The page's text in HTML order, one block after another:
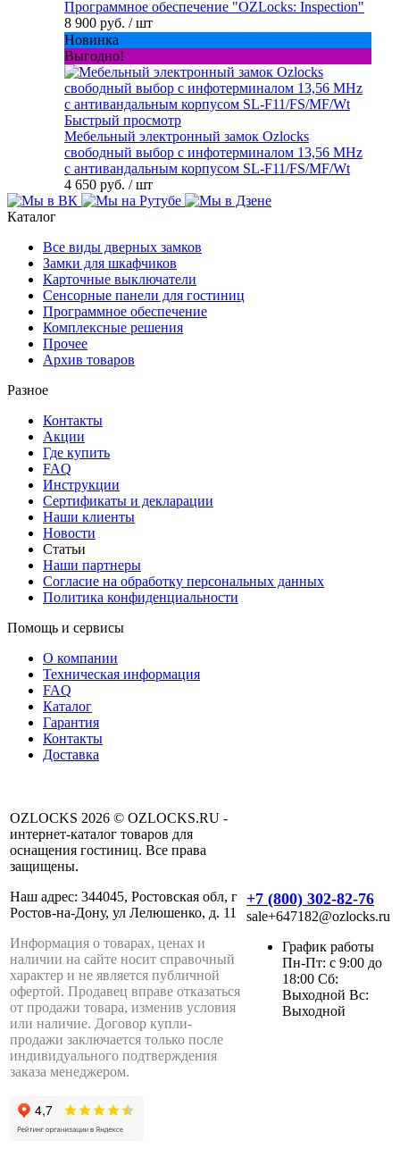
Программное обеспечение "OZLocks: Inspection"
8 900 руб. / шт
Новинка
Выгодно!
Быстрый просмотр
Мебельный электронный замок Ozlocks
свободный выбор с инфотерминалом 13,56 MHz
с антивандальным корпусом SL-F11/FS/MF/Wt
4 650 руб. / шт
Каталог
Все виды дверных замков
Замки для шкафчиков
Карточные выключатели
Сенсорные панели для гостиниц
Программное обеспечение
Комплексные решения
Прочее
Архив товаров
Разное
Контакты
Акции
Где купить
FAQ
Инструкции
Сертификаты и декларации
Наши клиенты
Новости
Статьи
Наши партнеры
Согласие на обработку персональных данных
Политика конфиденциальности
Помощь и сервисы
О компании
Техническая информация
FAQ
Каталог
Гарантия
Контакты
Доставка
OZLOCKS 2026 © OZLOCKS.RU -
интернет-каталог товаров для
оснащения гостиниц. Все права
защищены.
Наш адрес: 344045, Ростовская обл, г
Ростов-на-Дону, ул Лелюшенко, д. 11
Информация о товарах, ценах и
наличии на сайте носит справочный
характер и не является публичной
офертой. Продавец вправе отказаться
от продажи товара, изменив условия
или наличие. Договор купли-
продажи заключается только после
индивидуального подтверждения
заказа менеджером.
+7 (800) 302-82-76
sale+647182@ozlocks.ru
График работы
Пн-Пт: с 9:00 до
18:00 Сб:
Выходной Вс:
Выходной